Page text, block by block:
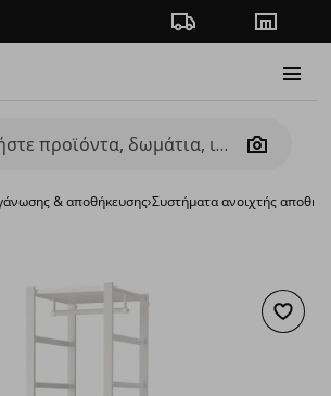
Πορεία παραγγελίας
Camera
& αποθήκευσης›Συστήματα ανοιχτής